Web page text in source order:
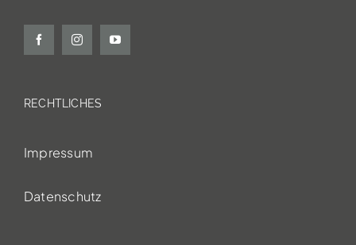
RECHTLICHES
Impressum
Datenschutz